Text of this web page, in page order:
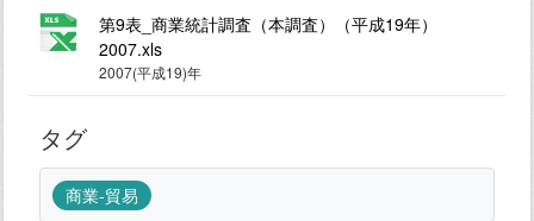
第9表_商業統計調査（本調査）（平成19年）
2007.xls
2007(平成19)年
タグ
商業-貿易